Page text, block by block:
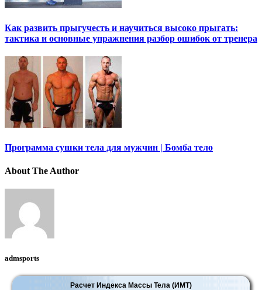
Как развить прыгучесть и научиться высоко прыгать:
тактика и основные упражнения разбор ошибок от тренера
Программа сушки тела для мужчин | Бомба тело
About The Author
admsports
Расчет Индекса Массы Тела (ИМТ)